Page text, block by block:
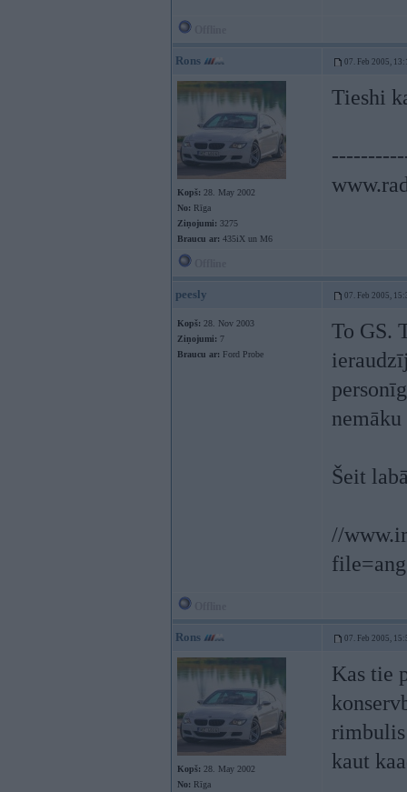
Rons 07. Feb 2005,
Kopš: 28. May 2002
No: Rīga
Ziņojumi: 3275
Braucu ar: 435iX un M6
Tieshi
peesly 07. Feb 2005,
Kopš: 28. Nov 2003
Ziņojumi: 7
Braucu ar: Ford Probe
To GS.
Šeit
//
Rons 07. Feb 2005,
Kopš: 28. May 2002
No: Rīga
Kas tie
kaut